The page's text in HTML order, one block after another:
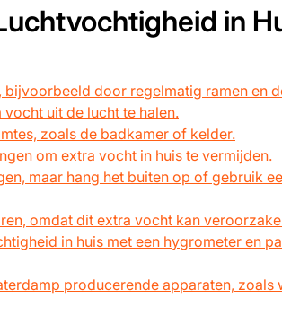
in
door regelmatig ramen en
uit de lucht te halen.
zoals de badkamer of kelder.
om extra vocht in huis te vermijden.
maar hang het buiten op of gebruik
omdat dit extra vocht kan
in huis met een hygrometer en
producerende apparaten, zoals